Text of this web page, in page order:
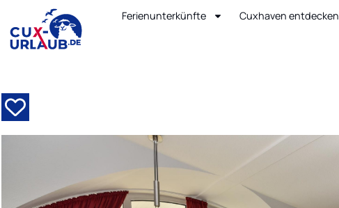
Ferienunterkünfte Cuxhaven entdecken